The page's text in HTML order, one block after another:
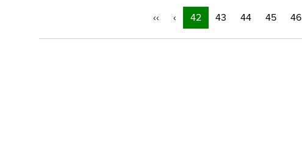
‹‹ ‹ 42 43 44 45 46